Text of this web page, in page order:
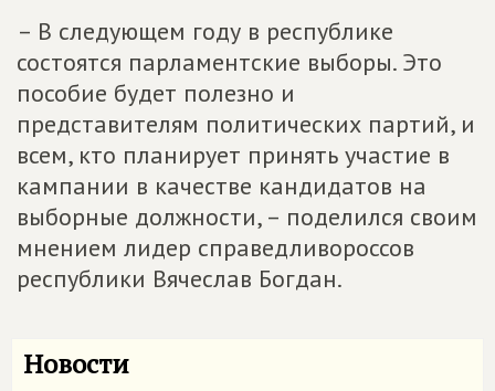
– В следующем году в республике
состоятся парламентские выборы. Это
пособие будет полезно и
представителям политических партий, и
всем, кто планирует принять участие в
кампании в качестве кандидатов на
выборные должности, – поделился своим
мнением лидер справедливороссов
республики Вячеслав Богдан.
Новости